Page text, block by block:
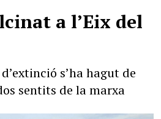
a l’Eix del
s’ha hagut de
sentits de la marxa